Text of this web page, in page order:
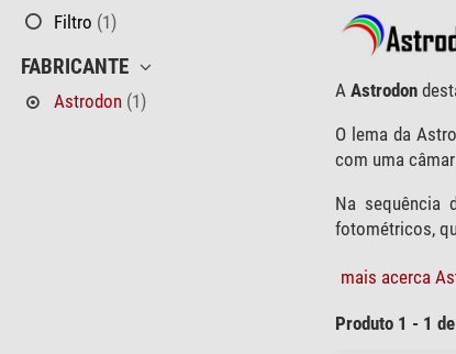
Filtro (1)
FABRICANTE
Astrodon (1)
A Astrodon
O lema da
com uma
Na sequência
fotométricos,
mais acerca
Produto 1 - 1